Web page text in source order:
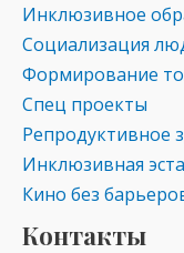
Инклюзивное
Социализация
Формирование
Спец проекты
Репродуктивное
Инклюзивная
Кино без
Контакты